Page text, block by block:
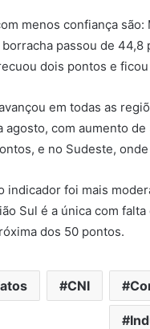
menos confiança
passou de
dois pontos e
em todas as
agosto, com aumento
e no Sudeste,
indicador foi mais
Sul é a única com
dos 50 pontos.
CNI